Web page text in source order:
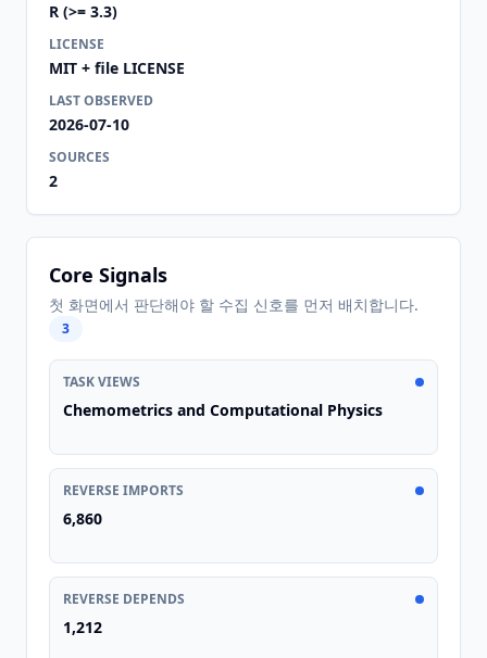
R (>= 3.3)
LICENSE
MIT + file LICENSE
LAST OBSERVED
2026-07-10
SOURCES
2
Core Signals
첫 화면에서 판단해야 할 수집 신호를 먼저 배치합니다.
3
TASK VIEWS
Chemometrics and Computational Physics
REVERSE IMPORTS
6,860
REVERSE DEPENDS
1,212